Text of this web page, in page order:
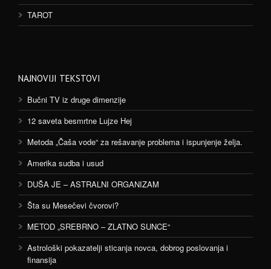
TAROT
NAJNOVIJI TEKSTOVI
Bučni TV iz druge dimenzije
12 saveta besmrtne Lujze Hej
Metoda „Čaša vode“ za rešavanje problema i ispunjenje želja.
Amerika sudba i usud
DUŠA JE – ASTRALNI ORGANIZAM
Šta su Mesečevi čvorovi?
METOD „SREBRNO – ZLATNO SUNCE“
Astrološki pokazatelji sticanja novca, dobrog poslovanja i
finansija